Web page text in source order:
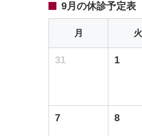
9月の休診予定表
月 火
31 1
7 8